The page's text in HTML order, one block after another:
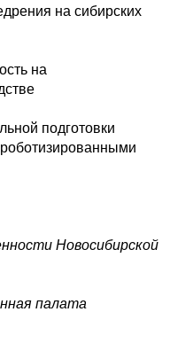
на сибирских
на
подготовки
Новосибирской
палата